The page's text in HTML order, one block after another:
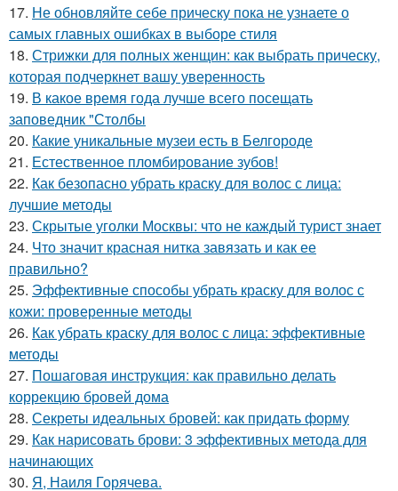
17. Не обновляйте себе прическу пока не узнаете о
самых главных ошибках в выборе стиля
18. Стрижки для полных женщин: как выбрать прическу,
которая подчеркнет вашу уверенность
19. В какое время года лучше всего посещать
заповедник "Столбы
20. Какие уникальные музеи есть в Белгороде
21. Естественное пломбирование зубов!
22. Как безопасно убрать краску для волос с лица:
лучшие методы
23. Скрытые уголки Москвы: что не каждый турист знает
24. Что значит красная нитка завязать и как ее
правильно?
25. Эффективные способы убрать краску для волос с
кожи: проверенные методы
26. Как убрать краску для волос с лица: эффективные
методы
27. Пошаговая инструкция: как правильно делать
коррекцию бровей дома
28. Секреты идеальных бровей: как придать форму
29. Как нарисовать брови: 3 эффективных метода для
начинающих
30. Я, Наиля Горячева.